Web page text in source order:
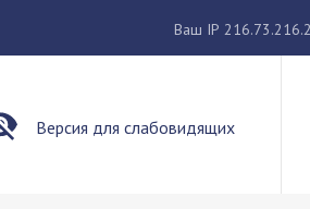
Ваш IP
Версия для слабовидящих